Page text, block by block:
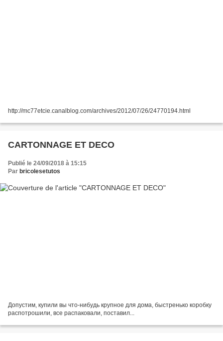
http://mc77etcie.canalblog.com/archives/2012/07/26/24770194.html
CARTONNAGE ET DECO
Publié le 24/09/2018 à 15:15
Par bricolesetutos
Допустим, купили вы что-нибудь крупное для дома, быстренько коробку
распотрошили, все распаковали, поставил...